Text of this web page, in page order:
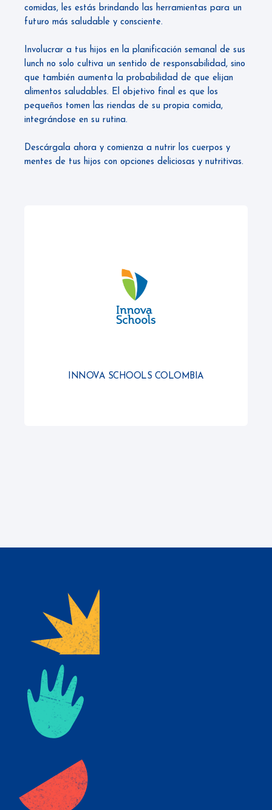
comidas, les estás brindando las herramientas para un
futuro más saludable y consciente.
Involucrar a tus hijos en la planificación semanal de sus
lunch no solo cultiva un sentido de responsabilidad, sino
que también aumenta la probabilidad de que elijan
alimentos saludables. El objetivo final es que los
pequeños tomen las riendas de su propia comida,
integrándose en su rutina.
Descárgala ahora y comienza a nutrir los cuerpos y
mentes de tus hijos con opciones deliciosas y nutritivas.
INNOVA SCHOOLS COLOMBIA